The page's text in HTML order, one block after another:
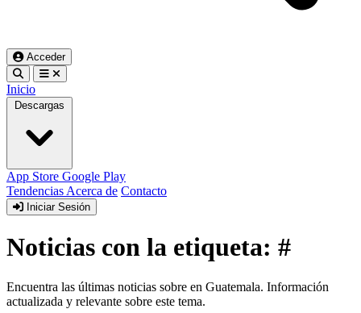
Acceder
Inicio
Descargas
App Store Google Play
Tendencias Acerca de Contacto
Iniciar Sesión
Noticias con la etiqueta: #
Encuentra las últimas noticias sobre en Guatemala. Información
actualizada y relevante sobre este tema.